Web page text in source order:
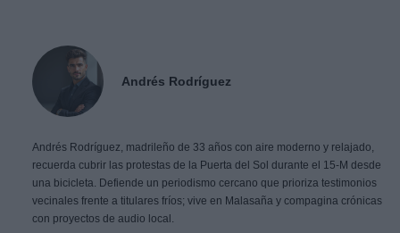
Andrés Rodríguez
Andrés Rodríguez, madrileño de 33 años con aire moderno y relajado,
recuerda cubrir las protestas de la Puerta del Sol durante el 15-M desde
una bicicleta. Defiende un periodismo cercano que prioriza testimonios
vecinales frente a titulares fríos; vive en Malasaña y compagina crónicas
con proyectos de audio local.